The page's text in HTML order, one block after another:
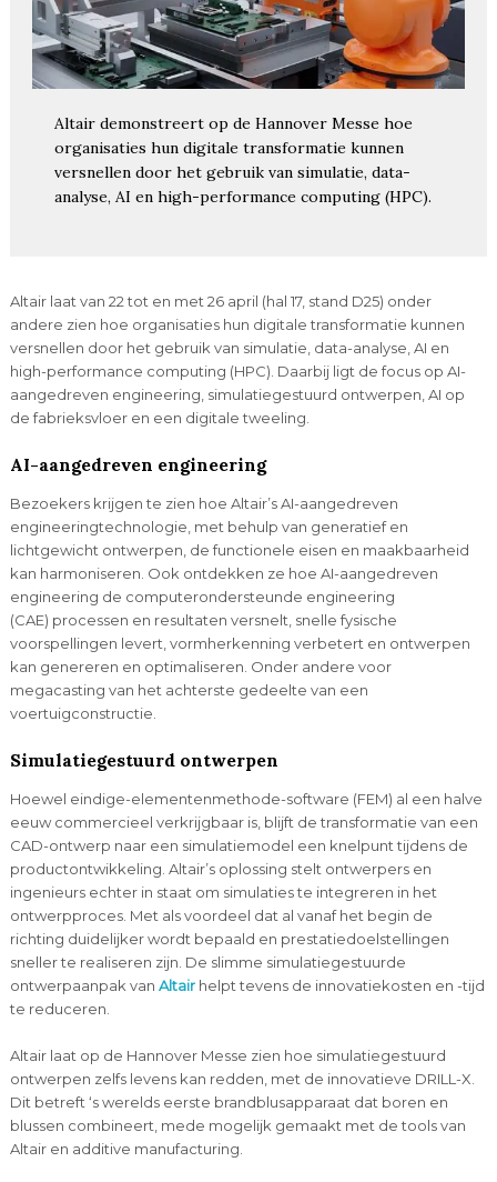
Altair demonstreert op de Hannover Messe hoe
organisaties hun digitale transformatie kunnen
versnellen door het gebruik van simulatie, data-
analyse, AI en high-performance computing (HPC).
Altair laat van 22 tot en met 26 april (hal 17, stand D25) onder
andere zien hoe organisaties hun digitale transformatie kunnen
versnellen door het gebruik van simulatie, data-analyse, AI en
high-performance computing (HPC). Daarbij ligt de focus op AI-
aangedreven engineering, simulatiegestuurd ontwerpen, AI op
de fabrieksvloer en een digitale tweeling.
AI-aangedreven engineering
Bezoekers krijgen te zien hoe Altair’s AI-aangedreven
engineeringtechnologie, met behulp van generatief en
lichtgewicht ontwerpen, de functionele eisen en maakbaarheid
kan harmoniseren. Ook ontdekken ze hoe AI-aangedreven
engineering de computerondersteunde engineering
(CAE) processen en resultaten versnelt, snelle fysische
voorspellingen levert, vormherkenning verbetert en ontwerpen
kan genereren en optimaliseren. Onder andere voor
megacasting van het achterste gedeelte van een
voertuigconstructie.
Simulatiegestuurd ontwerpen
Hoewel eindige-elementenmethode-software (FEM) al een halve
eeuw commercieel verkrijgbaar is, blijft de transformatie van een
CAD-ontwerp naar een simulatiemodel een knelpunt tijdens de
productontwikkeling. Altair’s oplossing stelt ontwerpers en
ingenieurs echter in staat om simulaties te integreren in het
ontwerpproces. Met als voordeel dat al vanaf het begin de
richting duidelijker wordt bepaald en prestatiedoelstellingen
sneller te realiseren zijn. De slimme simulatiegestuurde
ontwerpaanpak van Altair helpt tevens de innovatiekosten en -tijd
te reduceren.
Altair laat op de Hannover Messe zien hoe simulatiegestuurd
ontwerpen zelfs levens kan redden, met de innovatieve DRILL-X.
Dit betreft ‘s werelds eerste brandblusapparaat dat boren en
blussen combineert, mede mogelijk gemaakt met de tools van
Altair en additive manufacturing.